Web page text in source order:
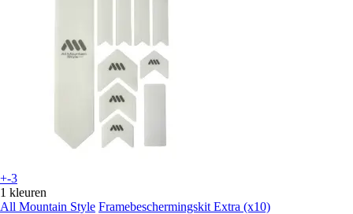
+-3
1 kleuren
All Mountain Style Framebeschermingskit Extra (x10)